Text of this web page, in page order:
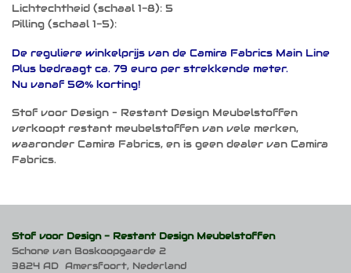
Lichtechtheid (schaal 1-8): 5
Pilling (schaal 1-5):
De reguliere winkelprijs van de Camira Fabrics Main Line
Plus bedraagt ca. 79 euro per strekkende meter.
Nu vanaf 50% korting!
Stof voor Design – Restant Design Meubelstoffen
verkoopt restant meubelstoffen van vele merken,
waaronder Camira Fabrics, en is geen dealer van Camira
Fabrics.
Stof voor Design - Restant Design Meubelstoffen
Schone van Boskoopgaarde 2
3824 AD Amersfoort, Nederland